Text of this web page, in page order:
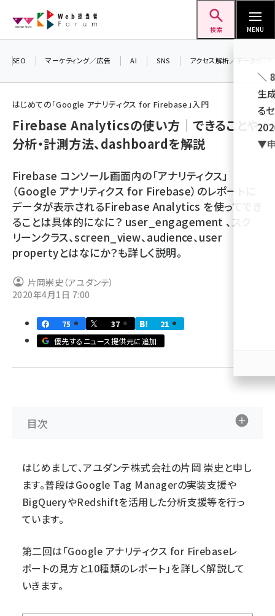
ン
検索 MENU
seo (3528)
youtube (2439)
note (2315)
セミナー (2308)
z世代 (1623)
llmo (1166)
SEO マーケティング／広告 AI SNS アクセス解析／データ分析
はじめての「Google アナリティクス for Firebase」入門
Firebase Analyticsの使い方｜できることや
分析・計測方法、dashboardを解説
Firebase コンソール画面内の「アナリティクス」
（Google アナリティクス for Firebase）のレポートに
データが表示されるFirebase Analytics を使ってでき
ることは具体的になに？ user_engagement 、スク
リーンクラス、screen_view、audience、user
propertyとはなにか？も詳しく説明。
片岡崇史（アユダンテ）
2020年4月1日 7:00
75 37
21
優先するニュース提供元に追加
目次
はじめまして、アユダンテ株式会社の片岡 崇史と申し
ます。普段はGoogle Tag Managerの実装支援や
BigQueryやRedshiftを活用した分析支援等を行っ
ています。
第二回は「Google アナリティクス for Firebaseレ
ポートの見方と10種類のレポート」を詳しく解説して
いきます。
＼
生
る
▼